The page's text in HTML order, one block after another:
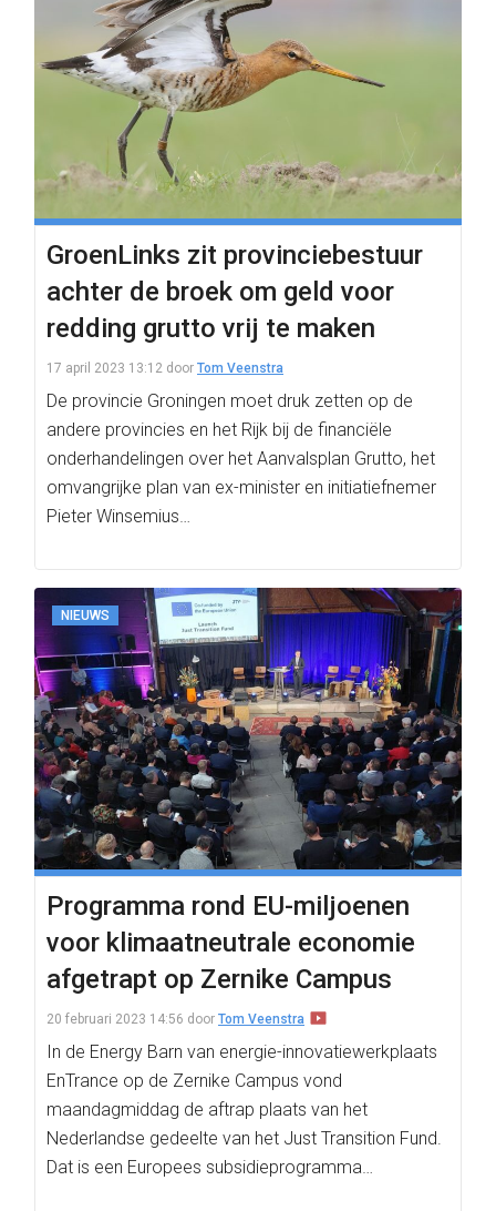
GroenLinks zit provinciebestuur
achter de broek om geld voor
redding grutto vrij te maken
17 april 2023 13:12 door Tom Veenstra
De provincie Groningen moet druk zetten op de
andere provincies en het Rijk bij de financiële
onderhandelingen over het Aanvalsplan Grutto, het
omvangrijke plan van ex-minister en initiatiefnemer
Pieter Winsemius…
NIEUWS
Programma rond EU-miljoenen
voor klimaatneutrale economie
afgetrapt op Zernike Campus
20 februari 2023 14:56 door Tom Veenstra
In de Energy Barn van energie-innovatiewerkplaats
EnTrance op de Zernike Campus vond
maandagmiddag de aftrap plaats van het
Nederlandse gedeelte van het Just Transition Fund.
Dat is een Europees subsidieprogramma…